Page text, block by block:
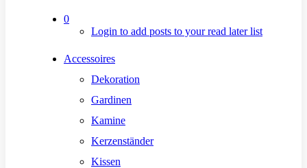
0
Login to add posts to your read later list
Accessoires
Dekoration
Gardinen
Kamine
Kerzenständer
Kissen